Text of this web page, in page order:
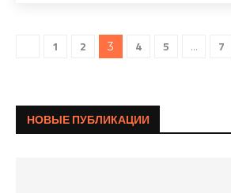
1 2 3 4 5 … 7
НОВЫЕ ПУБЛИКАЦИИ